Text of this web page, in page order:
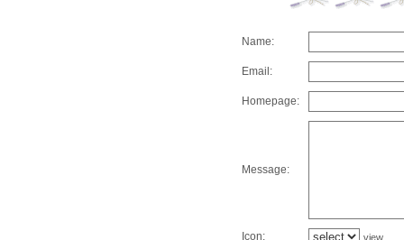
Name:
Email:
Homepage:
Message:
Icon: view